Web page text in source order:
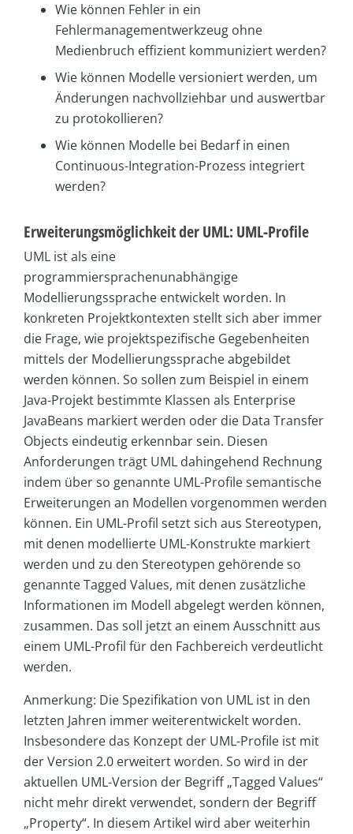
Wie können Fehler in ein
Fehlermanagementwerkzeug ohne
Medienbruch effizient kommuniziert werden?
Wie können Modelle versioniert werden, um
Änderungen nachvollziehbar und auswertbar
zu protokollieren?
Wie können Modelle bei Bedarf in einen
Continuous-Integration-Prozess integriert
werden?
Erweiterungsmöglichkeit der UML: UML-Profile
UML ist als eine
programmiersprachenunabhängige
Modellierungssprache entwickelt worden. In
konkreten Projektkontexten stellt sich aber immer
die Frage, wie projektspezifische Gegebenheiten
mittels der Modellierungssprache abgebildet
werden können. So sollen zum Beispiel in einem
Java-Projekt bestimmte Klassen als Enterprise
JavaBeans markiert werden oder die Data Transfer
Objects eindeutig erkennbar sein. Diesen
Anforderungen trägt UML dahingehend Rechnung
indem über so genannte UML-Profile semantische
Erweiterungen an Modellen vorgenommen werden
können. Ein UML-Profil setzt sich aus Stereotypen,
mit denen modellierte UML-Konstrukte markiert
werden und zu den Stereotypen gehörende so
genannte Tagged Values, mit denen zusätzliche
Informationen im Modell abgelegt werden können,
zusammen. Das soll jetzt an einem Ausschnitt aus
einem UML-Profil für den Fachbereich verdeutlicht
werden.
Anmerkung: Die Spezifikation von UML ist in den
letzten Jahren immer weiterentwickelt worden.
Insbesondere das Konzept der UML-Profile ist mit
der Version 2.0 erweitert worden. So wird in der
aktuellen UML-Version der Begriff „Tagged Values“
nicht mehr direkt verwendet, sondern der Begriff
„Property“. In diesem Artikel wird aber weiterhin